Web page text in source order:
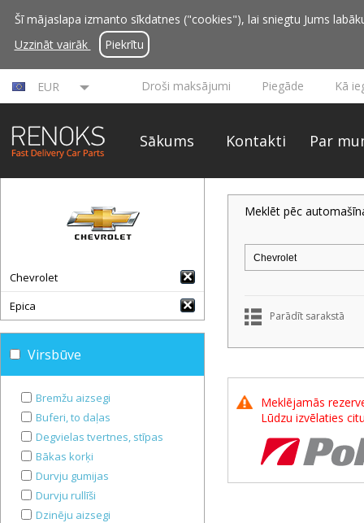
Šī mājaslapa izmanto sīkdatnes ("cookies"), lai sniegtu Jums
Uzzināt vairāk
Piekrītu
EUR Droši maksājumi Piegāde Kā
Sākums Kontakti Par
Chevrolet
Epica
Virsbūve
Bremžu aizsegi
Buferi, to daļas
Degvielas tvertnes, stīpas
Bākas korķi
Durvju gumijas
Durvju rullīši
Dzinēju aizsegi
Meklēt pēc
Parādīt sarakstā
Meklējamās
Lūdzu izvēlaties